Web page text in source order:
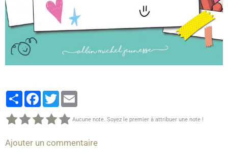
PartagerFacebook
Twitter
Aucune note. Soyez le premier à attribuer une note !
Ajouter un commentaire